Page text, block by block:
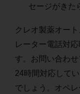
セージがきた
クレオ製薬オー
レーター電話対
す。お問い合わ
24時間対応して
でしょう。オペ